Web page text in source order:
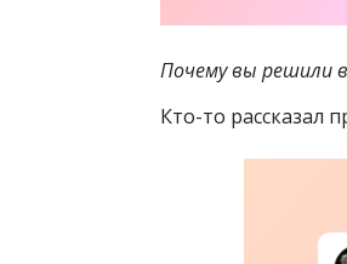
Почему вы решили
Кто-то рассказал